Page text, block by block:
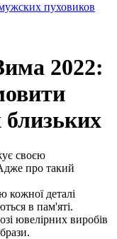
пуховиков
2022:
близьких
своєю
про такий
кожної деталі
в пам'яті.
ювелірних виробів